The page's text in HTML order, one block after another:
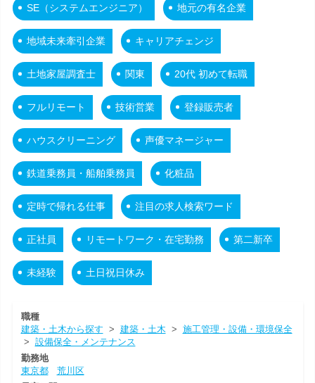
SE（システムエンジニア） 地元の有名企業
地域未来牽引企業 キャリアチェンジ
土地家屋調査士 関東 20代 初めて転職
フルリモート 技術営業 登録販売者
ハウスクリーニング 声優マネージャー
鉄道乗務員・船舶乗務員 化粧品
定時で帰れる仕事 注目の求人検索ワード
正社員 リモートワーク・在宅勤務 第二新卒
未経験 土日祝日休み
職種
建築・土木から探す > 建築・土木 > 施工管理・設備・環境保全
> 設備保全・メンテナンス
勤務地
東京都
荒川区